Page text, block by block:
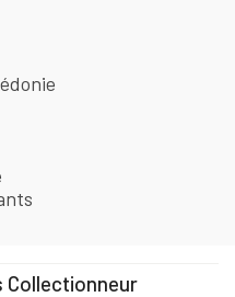
Collectionneur